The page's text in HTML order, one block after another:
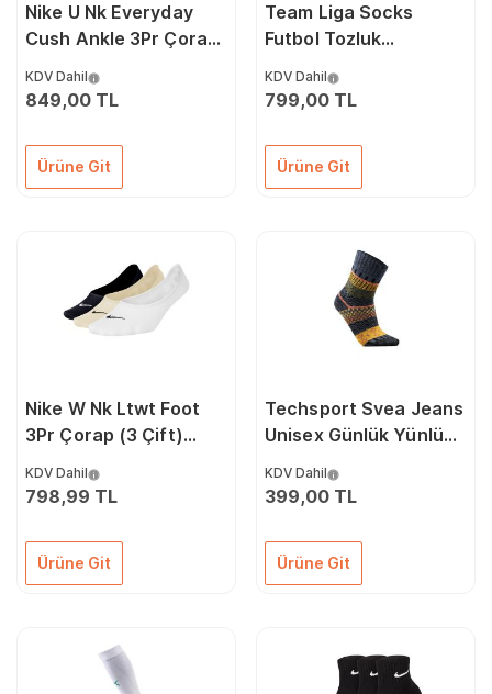
Nike U Nk Everyday
Cush Ankle 3Pr Çorap
KDV Dahil
849,00 TL
Ürüne Git
Team Liga Socks
Futbol Tozluk
KDV Dahil
799,00 TL
Ürüne Git
Nike W Nk Ltwt Foot
3Pr Çorap (3 Çift)
KDV Dahil
798,99 TL
Ürüne Git
Techsport Svea Jeans
Unisex Günlük Yünlü
Renkli
KDV Dahil
399,00 TL
Ürüne Git